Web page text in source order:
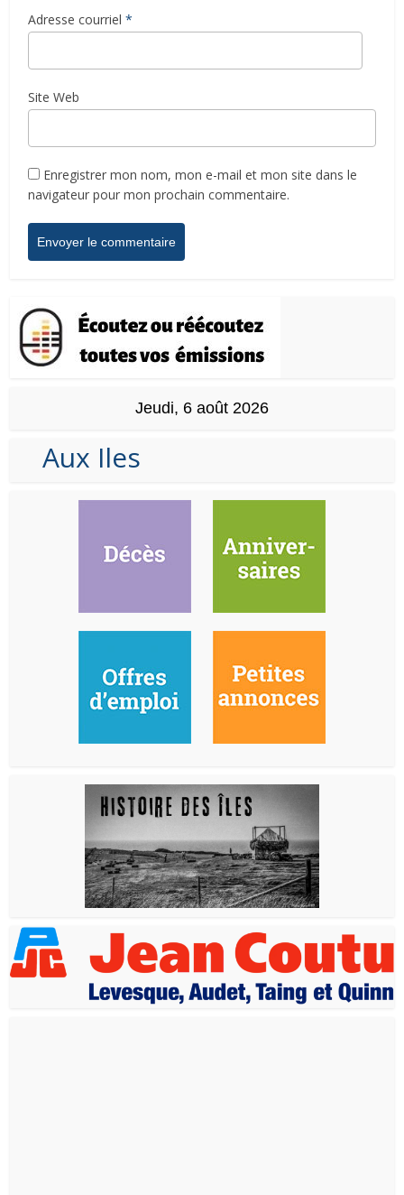
Adresse courriel *
Site Web
Enregistrer mon nom, mon e-mail et mon site dans le
navigateur pour mon prochain commentaire.
Jeudi, 6 août 2026
Aux Iles